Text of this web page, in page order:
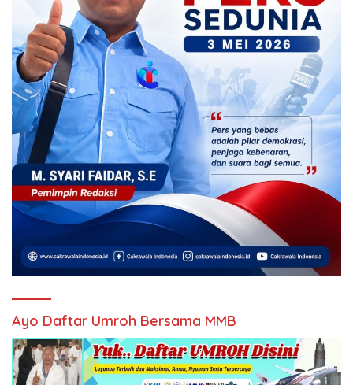
Ayo Daftar Umroh Bersama MMB